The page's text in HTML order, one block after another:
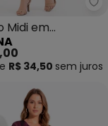
(Tropical
Midi em
R$ 34,50 sem juros